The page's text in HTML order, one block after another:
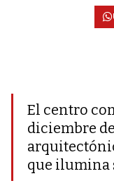
El centro
diciembre
que